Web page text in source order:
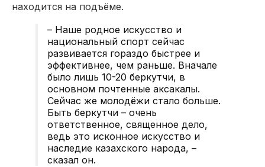
находится на подъёме.
– Наше родное искусство и
национальный спорт сейчас
развивается гораздо быстрее и
эффективнее, чем раньше. Вначале
было лишь 10-20 беркутчи, в
основном почтенные аксакалы.
Сейчас же молодёжи стало больше.
Быть беркутчи – очень
ответственное, священное дело,
ведь это исконное искусство и
наследие казахского народа, –
сказал он.